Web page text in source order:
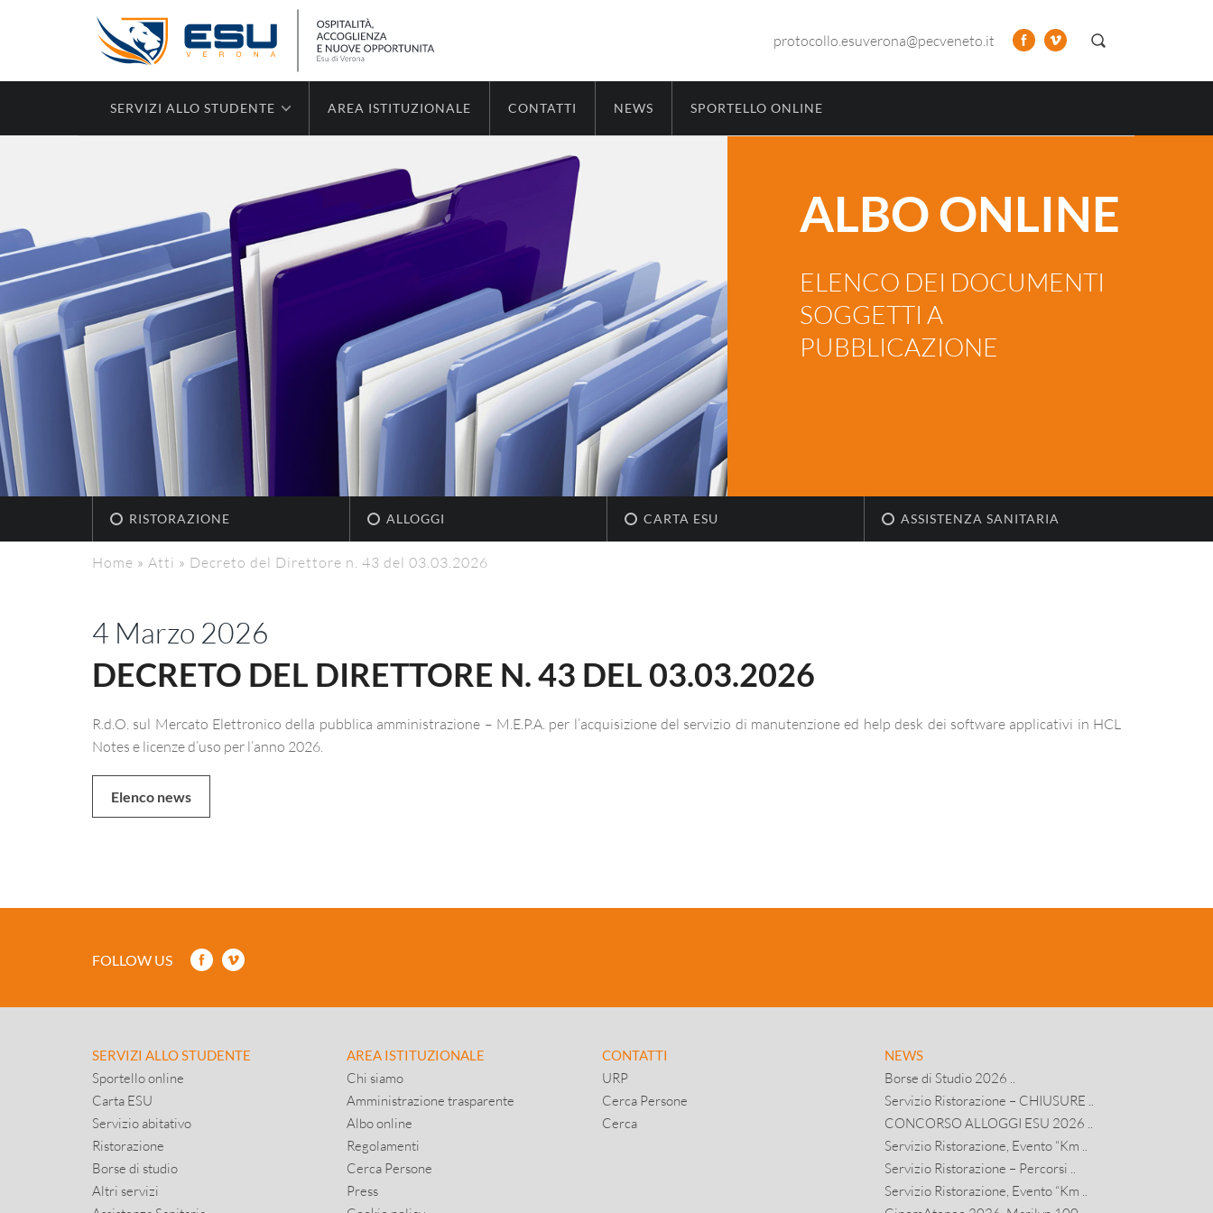
protocollo.esuverona@pecveneto.it
SERVIZI ALLO STUDENTE AREA ISTITUZIONALE CONTATTI NEWS SPORTELLO ONLINE
ALBO ONLINE
ELENCO DEI DOCUMENTI
SOGGETTI A
PUBBLICAZIONE
RISTORAZIONE ALLOGGI CARTA ESU ASSISTENZA SANITARIA
Home » Atti » Decreto del Direttore n. 43 del 03.03.2026
4 Marzo 2026
DECRETO DEL DIRETTORE N. 43 DEL 03.03.2026
R.d.O. sul Mercato Elettronico della pubblica amministrazione – M.E.P.A. per l’acquisizione del servizio di manutenzione ed help desk dei software applicativi in HCL
Notes e licenze d’uso per l’anno 2026.
Elenco news
FOLLOW US
SERVIZI ALLO STUDENTE
Sportello online
Carta ESU
Servizio abitativo
Ristorazione
Borse di studio
Altri servizi
AREA ISTITUZIONALE
Chi siamo
Amministrazione trasparente
Albo online
Regolamenti
Cerca Persone
Press
CONTATTI
URP
Cerca Persone
Cerca
NEWS
Borse di Studio 2026 ..
Servizio Ristorazione – CHIUSURE ..
CONCORSO ALLOGGI ESU 2026 ..
Servizio Ristorazione, Evento “Km ..
Servizio Ristorazione – Percorsi ..
Servizio Ristorazione, Evento “Km ..